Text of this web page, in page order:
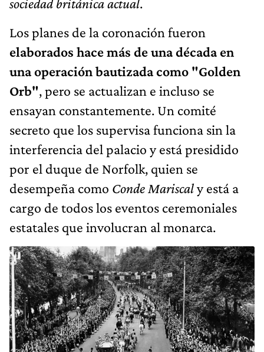
sociedad británica actual.
Los planes de la coronación fueron
elaborados hace más de una década en
una operación bautizada como "Golden
Orb", pero se actualizan e incluso se
ensayan constantemente. Un comité
secreto que los supervisa funciona sin la
interferencia del palacio y está presidido
por el duque de Norfolk, quien se
desempeña como Conde Mariscaly está a
cargo de todos los eventos ceremoniales
estatales que involucran al monarca.